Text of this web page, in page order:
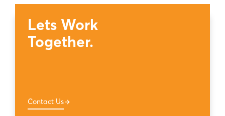
Lets Work
Together.
Contact Usarrow_forward